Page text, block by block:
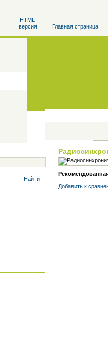
HTML-
версия
Главная страница
Найти
Добавить к